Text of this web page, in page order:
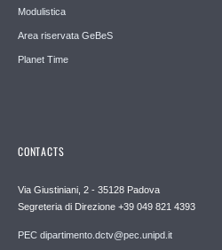
Modulistica
Area riservata GeBeS
Planet Time
CONTACTS
Via Giustiniani, 2 - 35128 Padova
Segreteria di Direzione +39 049 821 4393
PEC dipartimento.dctv@pec.unipd.it